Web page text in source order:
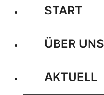
START
ÜBER UNS
AKTUELL